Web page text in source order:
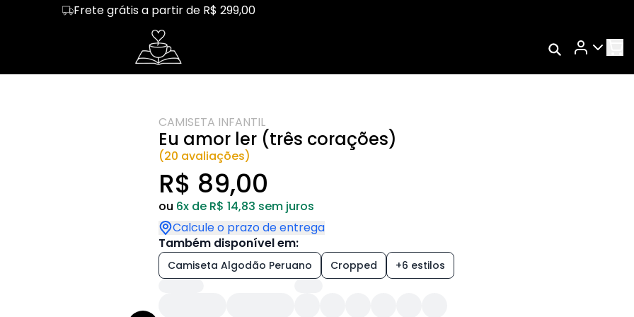
Frete grátis a partir de R$ 299,00
Regata
Cropped
café
livros
Cerveja
Happy hour
Leitor
Churrasco
Chimarrão
amigas
Rastrear Meu
CAMISETA INFANTIL
Eu amor ler (três corações)
(20 avaliações)
R$ 89,00
ou 6x de R$ 14,83 sem juros
Calcule o prazo de entrega
Também disponível em:
Camiseta Algodão Peruano Cropped +6 estilos